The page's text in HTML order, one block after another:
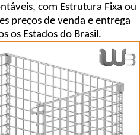
com Estrutura Fixa ou
preços de venda e entrega
os Estados do Brasil.